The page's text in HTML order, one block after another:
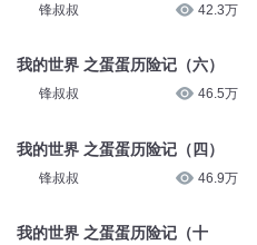
锋叔叔 42.3万
我的世界 之蛋蛋历险记（六）
锋叔叔 46.5万
我的世界 之蛋蛋历险记（四）
锋叔叔 46.9万
我的世界 之蛋蛋历险记（十